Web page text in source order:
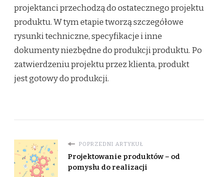
projektanci przechodzą do ostatecznego projektu
produktu. W tym etapie tworzą szczegółowe
rysunki techniczne, specyfikacje i inne
dokumenty niezbędne do produkcji produktu. Po
zatwierdzeniu projektu przez klienta, produkt
jest gotowy do produkcji.
POPRZEDNI ARTYKUŁ
Projektowanie produktów – od
pomysłu do realizacji